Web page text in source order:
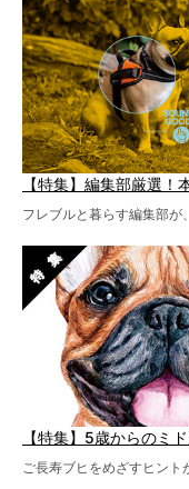
【特集】編集部厳選！
フレブルと暮らす編集部が
【特集】5歳からのミ
ご長寿ブヒをめざすヒント